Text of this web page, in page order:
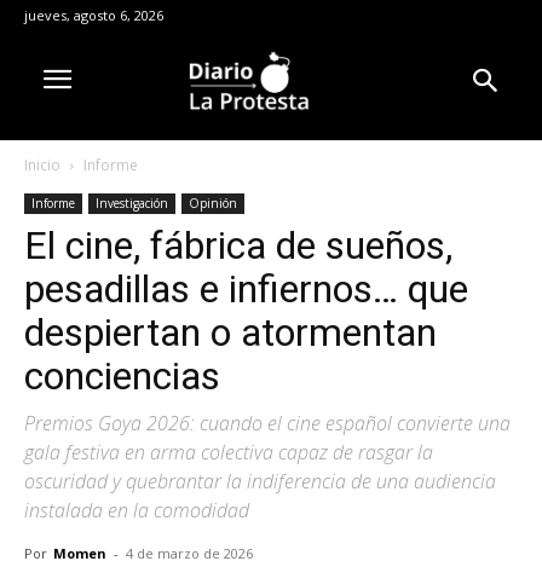
jueves, agosto 6, 2026
Inicio Informe
Informe Investigación Opinión
El cine, fábrica de sueños,
pesadillas e infiernos… que
despiertan o atormentan
conciencias
Premios Goya 2026: cuando el cine español convierte una
gala festiva en arma colectiva capaz de rasgar la
oscuridad y quebrantar la indiferencia de una audiencia
instalada en la comodidad
Por Momen - 4 de marzo de 2026